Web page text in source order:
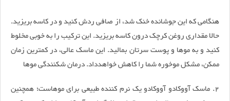
هنگامی که این جوشانده خنک شد، از صافی ردش کنید و در کاسه بریزید.
حالا مقداری روغن کرچک درون کاسه بریزید. این ترکیب را به خوبی مخلوط
کنید و به موها و پوست سرتان بمالید. این ماسک عالی، در کمترین زمان
ممکن، مشکل موخوره شما را کاهش خواهدداد. درمان شکنندگی موها
2. ماسک آووکادو آووکادو یک نرم کننده طبیعی برای موهاست؛ همچنین